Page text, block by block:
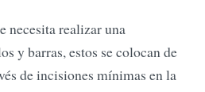
necesita realizar una
y barras, estos se colocan de
de incisiones mínimas en la